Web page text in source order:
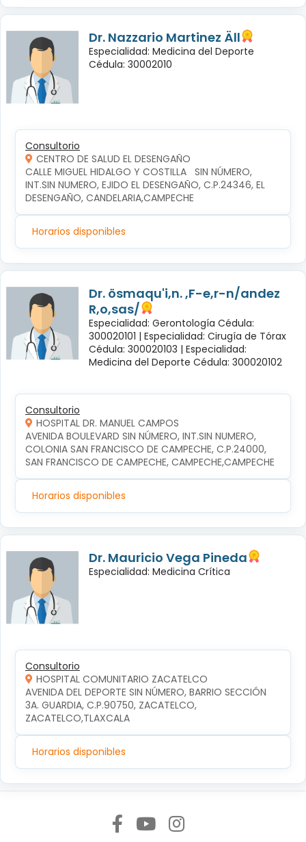
Dr. Nazzario Martinez Äll
Especialidad: Medicina del Deporte
Cédula: 30002010
Consultorio
CENTRO DE SALUD EL DESENGAÑO
CALLE MIGUEL HIDALGO Y COSTILLA   SIN NÚMERO,
INT.SIN NUMERO, EJIDO EL DESENGAÑO, C.P.24346, EL
DESENGAÑO, CANDELARIA,CAMPECHE
Horarios disponibles
Dr. ösmaqu'i,n. ,F-e,r-n/andez
R,o,sas/
Especialidad: Gerontología Cédula:
300020101 | Especialidad: Cirugía de Tórax
Cédula: 300020103 | Especialidad:
Medicina del Deporte Cédula: 300020102
Consultorio
HOSPITAL DR. MANUEL CAMPOS
AVENIDA BOULEVARD SIN NÚMERO, INT.SIN NUMERO,
COLONIA SAN FRANCISCO DE CAMPECHE, C.P.24000,
SAN FRANCISCO DE CAMPECHE, CAMPECHE,CAMPECHE
Horarios disponibles
Dr. Mauricio Vega Pineda
Especialidad: Medicina Crítica
Consultorio
HOSPITAL COMUNITARIO ZACATELCO
AVENIDA DEL DEPORTE SIN NÚMERO, BARRIO SECCIÓN
3A. GUARDIA, C.P.90750, ZACATELCO,
ZACATELCO,TLAXCALA
Horarios disponibles